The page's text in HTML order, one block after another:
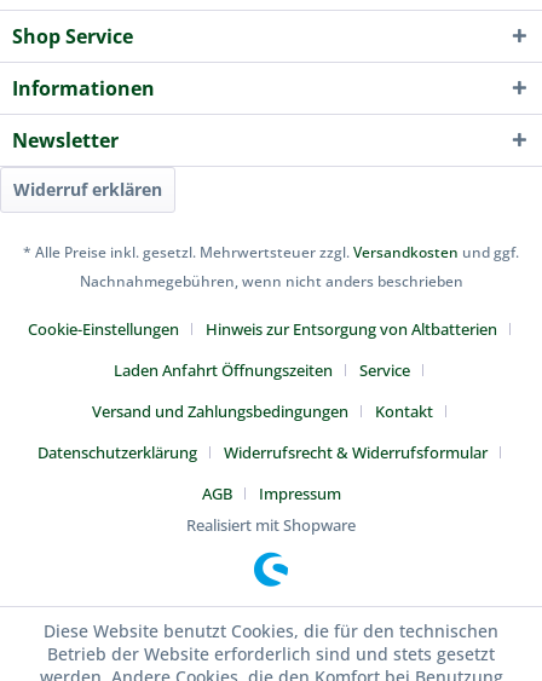
Shop Service
Informationen
Newsletter
Widerruf erklären
* Alle Preise inkl. gesetzl. Mehrwertsteuer zzgl.Versandkosten und ggf.
Nachnahmegebühren, wenn nicht anders beschrieben
Cookie-Einstellungen
Hinweis zur Entsorgung von Altbatterien
Laden Anfahrt Öffnungszeiten
Service
Versand und Zahlungsbedingungen
Kontakt
Datenschutzerklärung
Widerrufsrecht & Widerrufsformular
AGB
Impressum
Realisiert mit Shopware
Diese Website benutzt Cookies, die für den technischen
Betrieb der Website erforderlich sind und stets gesetzt